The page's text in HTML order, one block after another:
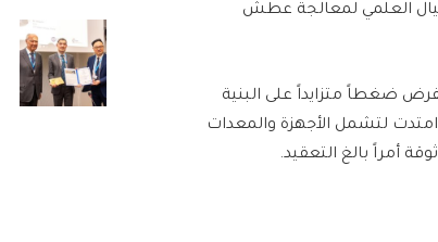
العلمي لمعالجة عطش
ضغطاً متزايداً على البنية
امتدت لتشمل الأجهزة والمعدات
أمراً بالغ التعقيد.